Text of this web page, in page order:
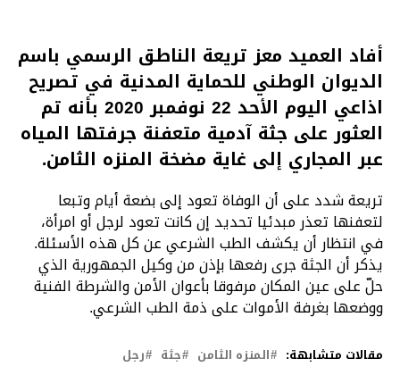
أفاد العميد معز تريعة الناطق الرسمي باسم
الديوان الوطني للحماية المدنية في تصريح
اذاعي اليوم الأحد 22 نوفمبر 2020 بأنه تم
العثور على جثة آدمية متعفنة جرفتها المياه
عبر المجاري إلى غاية مضخة المنزه الثامن.
تريعة شدد على أن الوفاة تعود إلى بضعة أيام وتبعا
لتعفنها تعذر مبدئيا تحديد إن كانت تعود لرجل أو امرأة،
في انتظار أن يكشف الطب الشرعي عن كل هذه الأسئلة.
يذكر أن الجثة جرى رفعها بإذن من وكيل الجمهورية الذي
حلّ على عين المكان مرفوقا بأعوان الأمن والشرطة الفنية
ووضعها بغرفة الأموات على ذمة الطب الشرعي.
مقالات متشابهة: المنزه الثامن جثة رجل